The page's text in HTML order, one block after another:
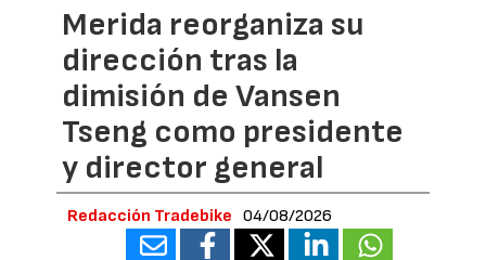
Merida reorganiza su
dirección tras la
dimisión de Vansen
Tseng como presidente
y director general
Redacción Tradebike 04/08/2026